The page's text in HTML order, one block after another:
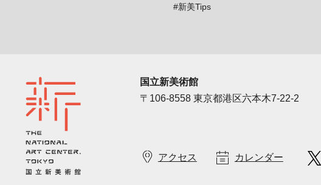
#新美Tips
国立新美術館
〒106-8558 東京都港区六本木7-22-2
アクセス カレンダー